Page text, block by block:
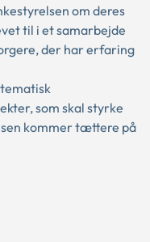
om deres
til i et samarbejde
der har erfaring
som skal styrke
kommer tættere på